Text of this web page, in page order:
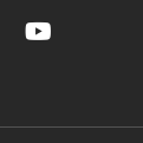
Nova
YouTube